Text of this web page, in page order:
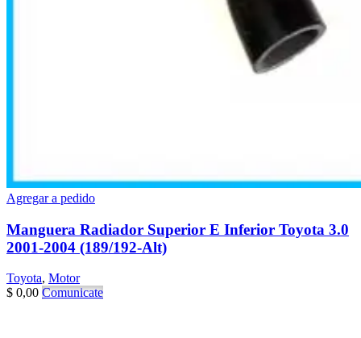
Agregar a pedido
Manguera Radiador Superior E Inferior Toyota 3.0
2001-2004 (189/192-Alt)
Toyota, Motor
$ 0,00 Comunicate